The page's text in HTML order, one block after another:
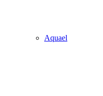
Aquael